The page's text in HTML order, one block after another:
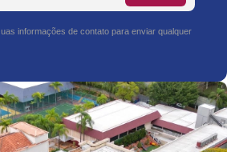
informações de contato para enviar qualquer